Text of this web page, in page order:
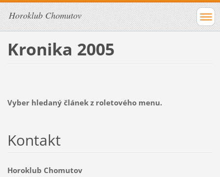
Horoklub Chomutov
Kronika 2005
Vyber hledaný článek z roletového menu.
Kontakt
Horoklub Chomutov